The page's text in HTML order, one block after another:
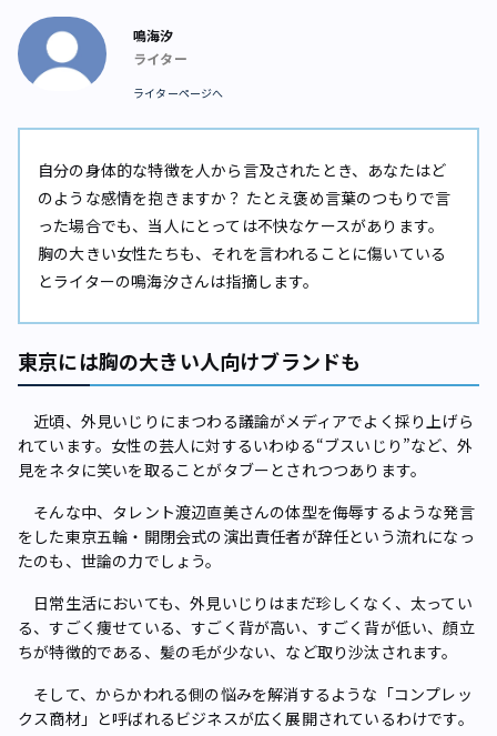
鳴海汐
ライター
ライターページへ
自分の身体的な特徴を人から言及されたとき、あなたはど
のような感情を抱きますか？ たとえ褒め言葉のつもりで言
った場合でも、当人にとっては不快なケースがあります。
胸の大きい女性たちも、それを言われることに傷いている
とライターの鳴海汐さんは指摘します。
東京には胸の大きい人向けブランドも
近頃、外見いじりにまつわる議論がメディアでよく採り上げら
れています。女性の芸人に対するいわゆる“ブスいじり”など、外
見をネタに笑いを取ることがタブーとされつつあります。
そんな中、タレント渡辺直美さんの体型を侮辱するような発言
をした東京五輪・開閉会式の演出責任者が辞任という流れになっ
たのも、世論の力でしょう。
日常生活においても、外見いじりはまだ珍しくなく、太ってい
る、すごく痩せている、すごく背が高い、すごく背が低い、顔立
ちが特徴的である、髪の毛が少ない、など取り沙汰されます。
そして、からかわれる側の悩みを解消するような「コンプレッ
クス商材」と呼ばれるビジネスが広く展開されているわけです。